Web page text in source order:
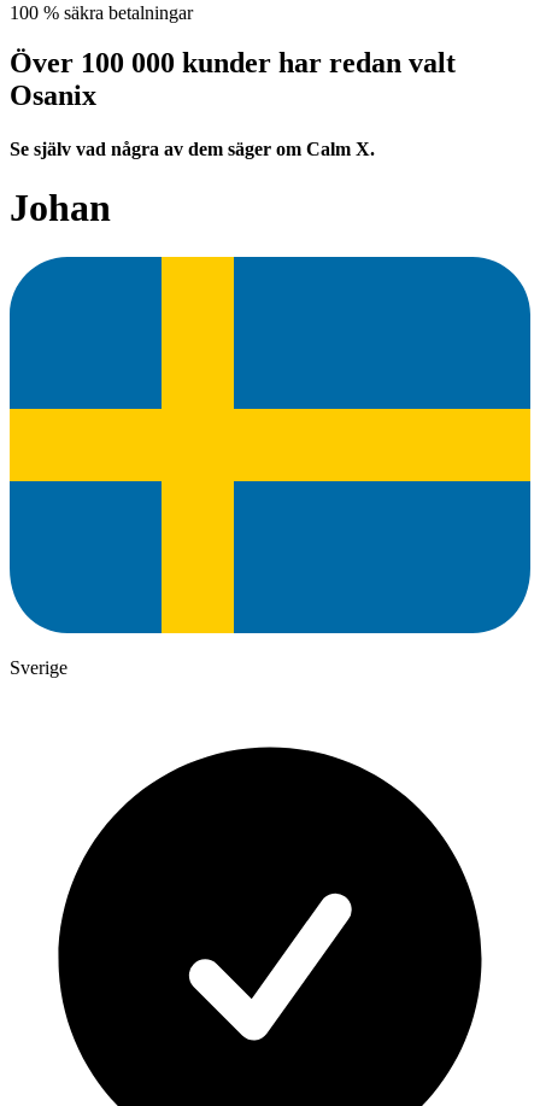
100 % säkra betalningar
Över 100 000 kunder har redan valt
Osanix
Se själv vad några av dem säger om Calm X.
Johan
Sverige